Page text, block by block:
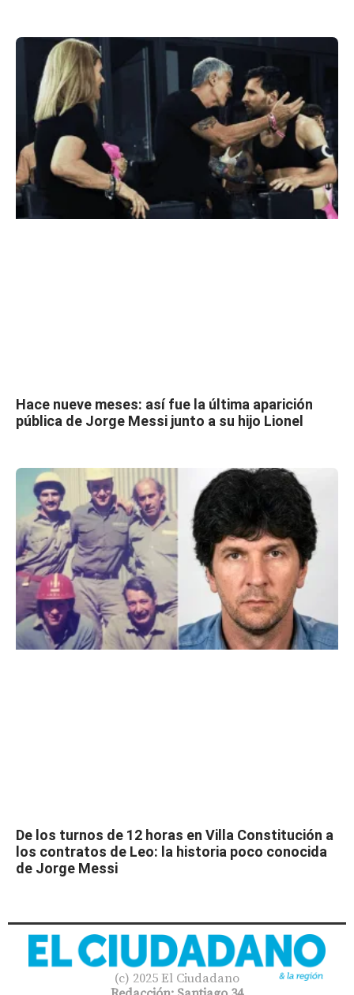
Hace nueve meses: así fue la última aparición
pública de Jorge Messi junto a su hijo Lionel
De los turnos de 12 horas en Villa Constitución a
los contratos de Leo: la historia poco conocida
de Jorge Messi
(c) 2025 El Ciudadano